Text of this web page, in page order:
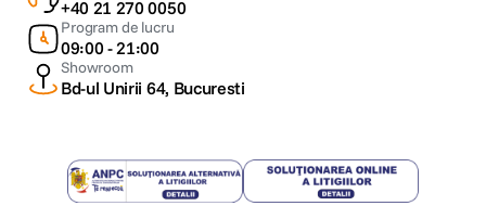
+40 21 270 0050
Program de lucru
09:00 - 21:00
Showroom
Bd-ul Unirii 64, Bucuresti